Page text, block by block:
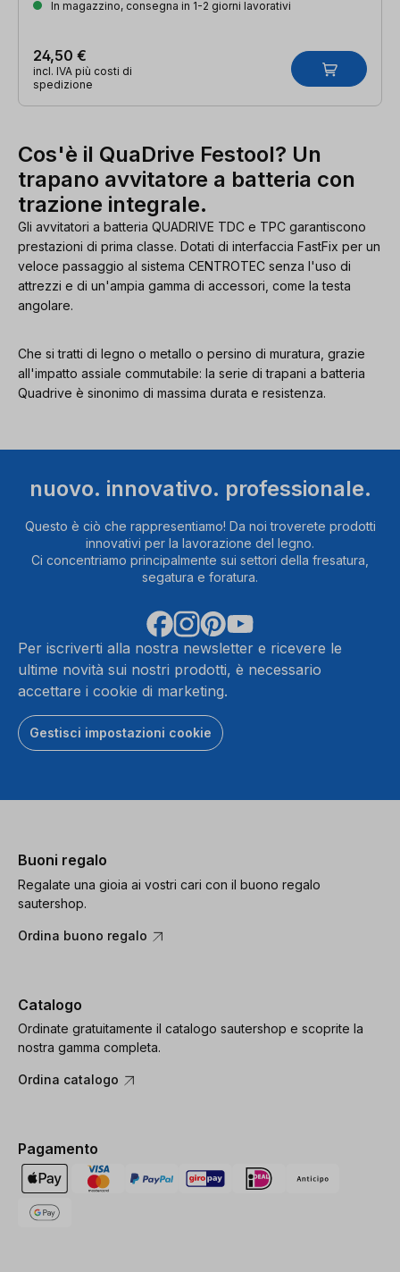
In magazzino, consegna in 1-2 giorni lavorativi
24,50 €
incl. IVA più costi di
spedizione
Cos'è il QuaDrive Festool? Un
trapano avvitatore a batteria con
trazione integrale.
Gli avvitatori a batteria QUADRIVE TDC e TPC garantiscono
prestazioni di prima classe. Dotati di interfaccia FastFix per un
veloce passaggio al sistema CENTROTEC senza l'uso di
attrezzi e di un'ampia gamma di accessori, come la testa
angolare.
Che si tratti di legno o metallo o persino di muratura, grazie
all'impatto assiale commutabile: la serie di trapani a batteria
Quadrive è sinonimo di massima durata e resistenza.
nuovo. innovativo. professionale.
Questo è ciò che rappresentiamo! Da noi troverete prodotti
innovativi per la lavorazione del legno.
Ci concentriamo principalmente sui settori della fresatura,
segatura e foratura.
Per iscriverti alla nostra newsletter e ricevere le
ultime novità sui nostri prodotti, è necessario
accettare i cookie di marketing.
Gestisci impostazioni cookie
Buoni regalo
Regalate una gioia ai vostri cari con il buono regalo
sautershop.
Ordina buono regalo
Catalogo
Ordinate gratuitamente il catalogo sautershop e scoprite la
nostra gamma completa.
Ordina catalogo
Pagamento